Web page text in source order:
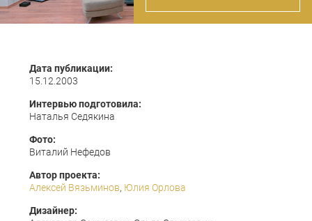
Дата публикации:
15.12.2003
Интервью подготовила:
Наталья Седякина
Фото:
Виталий Нефедов
Автор проекта:
Алексей Вязьминов, Юлия Орлова
Дизайнер: